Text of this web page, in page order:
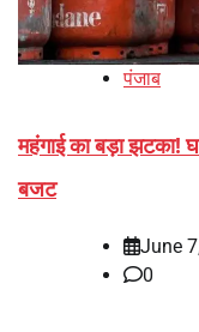
पंजाब
महंगाई का बड़ा झटका!
बजट
June
0